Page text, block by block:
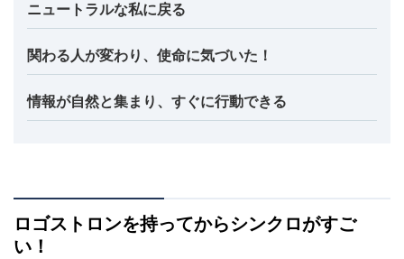
ニュートラルな私に戻る
関わる人が変わり、使命に気づいた！
情報が自然と集まり、すぐに行動できる
ロゴストロンを持ってからシンクロがすご
い！